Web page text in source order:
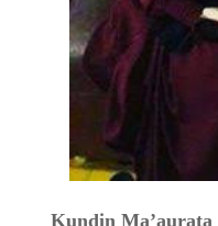
Kundin Ma’aurata